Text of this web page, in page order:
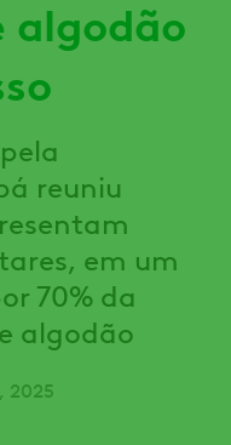
algodão
reuniu
em um
70% da
algodão
2025